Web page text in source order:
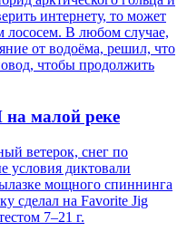
интернету, то может
лососем. В любом случае,
от водоёма, решил, что
чтобы продолжить
на малой реке
ветерок, снег по
диктовали
мощного спиннинга
сделал на Favorite Jig
7–21 г.